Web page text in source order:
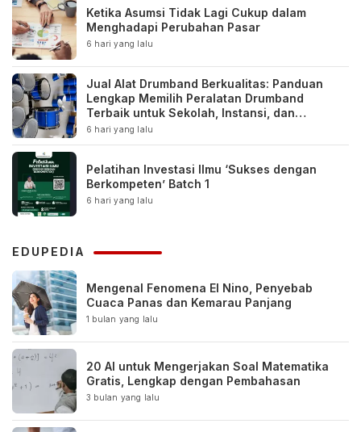
Ketika Asumsi Tidak Lagi Cukup dalam
Menghadapi Perubahan Pasar
6 hari yang lalu
Jual Alat Drumband Berkualitas: Panduan
Lengkap Memilih Peralatan Drumband
Terbaik untuk Sekolah, Instansi, dan
Komunitas
6 hari yang lalu
Pelatihan Investasi Ilmu ‘Sukses dengan
Berkompeten’ Batch 1
6 hari yang lalu
EDUPEDIA
Mengenal Fenomena El Nino, Penyebab
Cuaca Panas dan Kemarau Panjang
1 bulan yang lalu
20 AI untuk Mengerjakan Soal Matematika
Gratis, Lengkap dengan Pembahasan
3 bulan yang lalu